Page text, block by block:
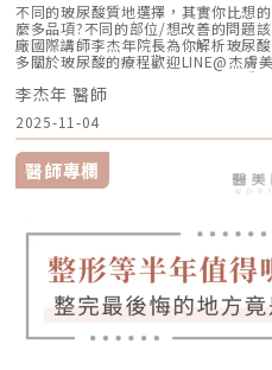
不同的玻尿酸質地選擇，其實你比想
麼多品項?不同的部位/想改善的問題
廠國際講師李杰年院長為你解析玻尿
多關於玻尿酸的療程歡迎LINE@杰膚
https://page.line.me/xhc2941b重點
玻尿酸分為三大類型02:09 迷思一、
打完下巴蘋果肌看起來怪怪的？
05:00 總結LINE官方帳號一對一咨
我的頻道👉https://reurl.cc/nY51k8
https://reurl.cc/XQljva杰膚美診所
年醫師FB👉https://reurl.cc/Mzk0nm
復興北路50號2樓電話：02-8772-
李杰年 醫師
2025-11-04
醫師專欄